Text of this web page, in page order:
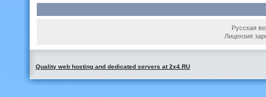
Русская
Лицензия
Quality web hosting and dedicated servers at 2x4.RU